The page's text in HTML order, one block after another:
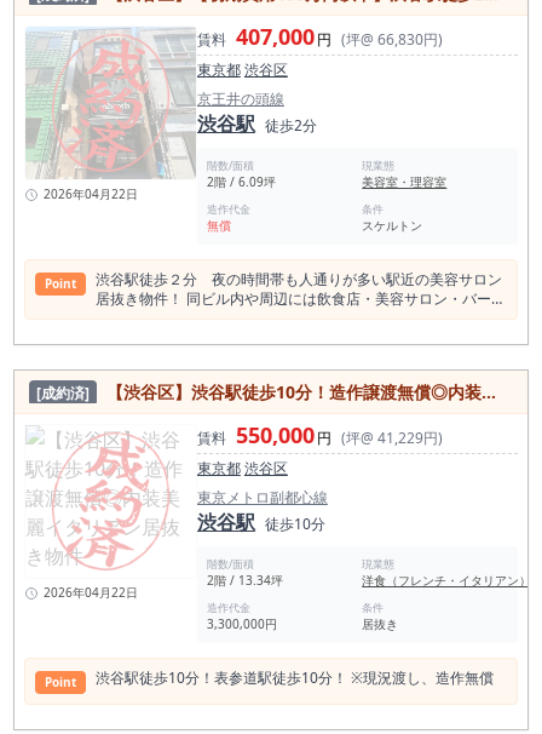
明、暖簾、メニューボードなどを整え、店舗の世界観を伝える
ことが来店動機につながります。 昼は鉄板ランチ、ハンバー
グ、ステーキ、定食などを提供し、夜は鉄板焼き、創作料理、
酒類を組み合わせるなど、昼夜で異なる需要を取り込む営業も
考えられます。営業時間の制限はないため、出店予定業態や近
隣環境との適合性を確認したうえで、ランチ、ディナー、夜営
業を組み合わせた運営計画を検討できます。 裏渋エリアは、地
元住民や周辺勤務者に加え、渋谷の中心部から少し離れた場所
で落ち着いて食事をしたい方が訪れる地域です。 そのため、低
価格と回転数だけで勝負する店舗よりも、料理の専門性、店主
との距離感、再来店したくなる雰囲気を持つ店舗に向いていま
す。約10坪という小箱を活かし、席数を絞りながら客単価と固
定客化を重視する営業設計が考えられます。 渋谷区で居抜き物
件を探している方、渋谷で鉄板焼き店や居酒屋の開業を検討し
ている方、渋谷で飲食店開業を目指しながら裏渋らしい落ち着
いた店舗を作りたい方には、ぜひ一度現地をご確認いただきた
い物件です。 渋谷駅徒歩10分、代々木公園方面からも利用可
線、地域の雰囲気を現地で確認することが重要な物件です。 出
店にあたっては、厨房設備、鉄板設備、給排水、電気・ガス容
量、排気、空調、看板掲出条件、既存造作の状態をご確認くだ
さい。 風営法に関連する業態には制限があります。 また、契
約条件として中途礼金、再契約相談、企画料、不動産手数料等
がありますので、詳細はお問い合わせ時にご確認ください。
ンター・ボックス席・照明・棚類が揃っており、初期内装費を
大幅に削減可能。 最短での開業を目指す方に最適です。 ✅ 約
6.4坪でも“回せる”レイアウト コンパクトながら、 1名～少人数
客を効率よく回せる実用的なレイアウト。 ワンオペ・少人数運
営でも成立しやすいサイズ感です。 ✅ 渋谷では希少な現実的
賃料 賃料29万円＋管理費2万円。 渋谷駅徒歩圏では数少ない、
収支計画が組みやすい条件です。 ✅ 深夜営業ニーズあり｜売
上を作りやすい 周辺は夜型の人流が多く、 深夜営業・遅い時
間帯の集客が見込めるエリア。 営業時間を活かした売上設計が
可能です。 ✅ バー・スナック・会員制業態におすすめ ・バー
・カラオケバー ・会員制ラウンジ ・紹介制店舗 など、小箱×
常連型業態と相性◎ ✅ 居抜きならではのスピード出店 「内装
んな方に向いた即戦力の居抜き物件です。 補足（ 引渡時期：
調整要 現況：バー居抜き 業態制限：あり（要確認）
2026年04月22日
賃料 407,000円 (坪@ 66,830円)
東京都渋谷区
京王井の頭線
渋谷駅 徒歩2分
階数/面積
2階 / 6.09坪
現業態
美容室・理容室
造作代金
無償
条件
スケルトン
Point
渋谷駅徒歩２分 夜の時間帯も人通りが多い駅近の美容サロン
居抜き物件！ 同ビル内や周辺には飲食店・美容サロン・バーな
どが集まり、集客効果も期待できます♪ ナイトタイムビジネス
[成約済] 【渋谷区】渋谷駅徒歩10分！造作譲渡無償◎内装美麗イタリアン居抜き物件
2026年04月22日
賃料 550,000円 (坪@ 41,229円)
東京都渋谷区
東京メトロ副都心線
渋谷駅 徒歩10分
階数/面積
2階 / 13.34坪
現業態
洋食（フレンチ・イタリアン）
造作代金
3,300,000円
条件
居抜き
Point 渋谷駅徒歩10分！表参道駅徒歩10分！ ※現況渡し、造作無償